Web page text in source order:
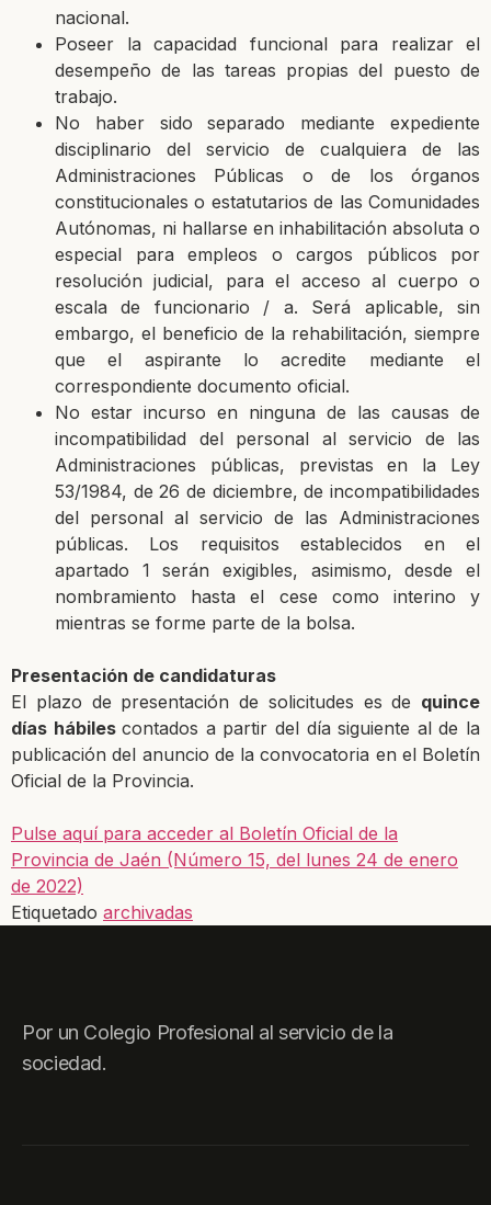
nacional.
Poseer la capacidad funcional para realizar el
desempeño de las tareas propias del puesto de
trabajo.
No haber sido separado mediante expediente
disciplinario del servicio de cualquiera de las
Administraciones Públicas o de los órganos
constitucionales o estatutarios de las Comunidades
Autónomas, ni hallarse en inhabilitación absoluta o
especial para empleos o cargos públicos por
resolución judicial, para el acceso al cuerpo o
escala de funcionario / a. Será aplicable, sin
embargo, el beneficio de la rehabilitación, siempre
que el aspirante loacredite mediante el
correspondiente documento oficial.
No estar incurso en ninguna de las causas de
incompatibilidad del personal al servicio de las
Administraciones públicas, previstas en la Ley
53/1984, de 26 de diciembre, de incompatibilidades
del personal al servicio de las Administraciones
públicas. Los requisitosestablecidos en el
apartado 1 serán exigibles, asimismo, desde el
nombramiento hasta el cese como interino y
mientras se forme parte de la bolsa.
Presentación de candidaturas
El plazo de presentación de solicitudes esde quince
días hábilescontados a partir del día siguiente al de la
publicación del anuncio de la convocatoria en el Boletín
Oficial de la Provincia.
Pulse aquí para acceder al Boletín Oficial de la
Provincia de Jaén (Número 15, del lunes 24 de enero
de 2022)
Etiquetado archivadas
Por un Colegio Profesional al servicio de la
sociedad.